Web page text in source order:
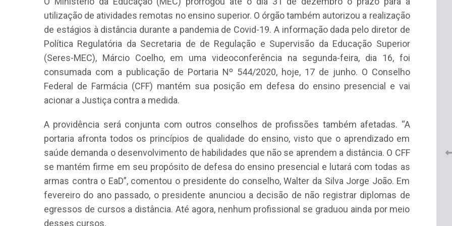
utilização de atividades remotas no ensino superior. O órgão também autorizou a realização
de estágios à distância durante a pandemia de Covid-19. A informação dada pelo diretor de
Política Regulatória da Secretaria de de Regulação e Supervisão da Educação Superior
(Seres-MEC), Márcio Coelho, em uma videoconferência na segunda-feira, dia 16, foi
consumada com a publicação de Portaria Nº 544/2020, hoje, 17 de junho. O Conselho
Federal de Farmácia (CFF) mantém sua posição em defesa do ensino presencial e vai
acionar a Justiça contra a medida.
A providência será conjunta com outros conselhos de profissões também afetadas. “A
portaria afronta todos os princípios de qualidade do ensino, visto que o aprendizado em
saúde demanda o desenvolvimento de habilidades que não se aprendem a distância. O CFF
se mantém firme em seu propósito de defesa do ensino presencial e lutará com todas as
armas contra o EaD”, comentou o presidente do conselho, Walter da Silva Jorge João. Em
fevereiro do ano passado, o presidente anunciou a decisão de não registrar diplomas de
egressos de cursos a distância. Até agora, nenhum profissional se graduou ainda por meio
desses cursos.
CRF-AL reforça importância do
farmacêutico em nova resolução
base de Cannabis
29 de janeiro de 2026
do acesso gratuito à Academia
Virtual de Farmácia
26 de maio de 2026